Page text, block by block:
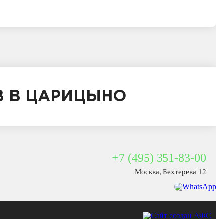
В ЦАРИЦЫНО
+7 (495) 351-83-00
Москва, Бехтерева 12